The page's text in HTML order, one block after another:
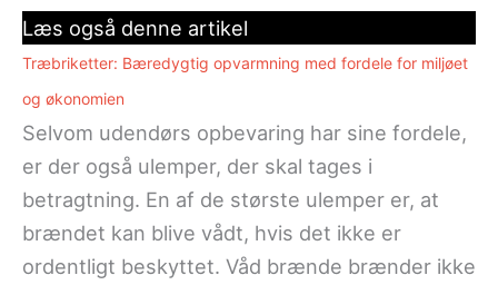
Læs også denne artikel
Træbriketter: Bæredygtig opvarmning med fordele for miljøet
og økonomien
Selvom udendørs opbevaring har sine fordele,
er der også ulemper, der skal tages i
betragtning. En af de største ulemper er, at
brændet kan blive vådt, hvis det ikke er
ordentligt beskyttet. Våd brænde brænder ikke